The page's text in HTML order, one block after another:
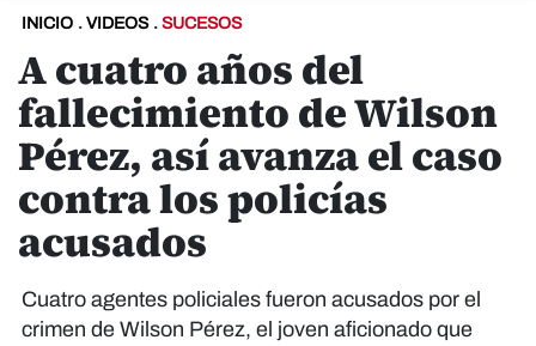
INICIO . VIDEOS . SUCESOS
A cuatro años del
fallecimiento de Wilson
Pérez, así avanza el caso
contra los policías
acusados
Cuatro agentes policiales fueron acusados por el
crimen de Wilson Pérez, el joven aficionado que